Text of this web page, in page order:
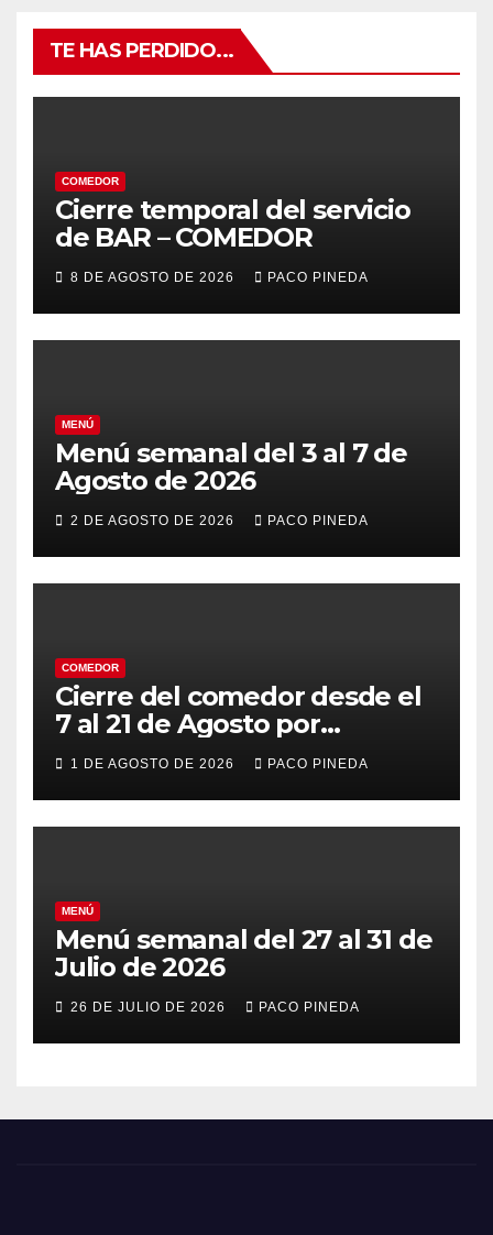
TE HAS PERDIDO...
COMEDOR
Cierre temporal del servicio
de BAR – COMEDOR
8 DE AGOSTO DE 2026 PACO PINEDA
MENÚ
Menú semanal del 3 al 7 de
Agosto de 2026
2 DE AGOSTO DE 2026 PACO PINEDA
COMEDOR
Cierre del comedor desde el
7 al 21 de Agosto por
vacaciones
1 DE AGOSTO DE 2026 PACO PINEDA
MENÚ
Menú semanal del 27 al 31 de
Julio de 2026
26 DE JULIO DE 2026 PACO PINEDA